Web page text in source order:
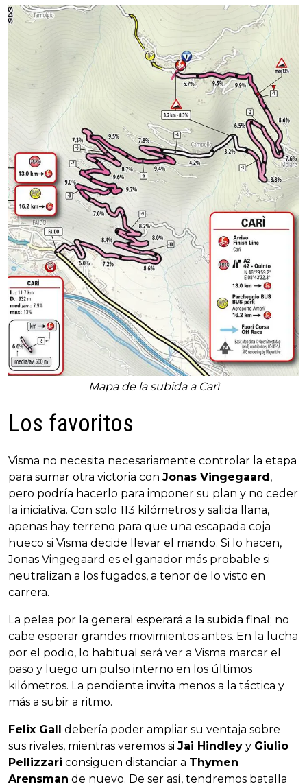
Mapa de la subida a Carì
Los favoritos
Visma no necesita necesariamente controlar la etapa
para sumar otra victoria con Jonas Vingegaard,
pero podría hacerlo para imponer su plan y no ceder
la iniciativa. Con solo 113 kilómetros y salida llana,
apenas hay terreno para que una escapada coja
hueco si Visma decide llevar el mando. Si lo hacen,
Jonas Vingegaard es el ganador más probable si
neutralizan a los fugados, a tenor de lo visto en
carrera.
La pelea por la general esperará a la subida final; no
cabe esperar grandes movimientos antes. En la lucha
por el podio, lo habitual será ver a Visma marcar el
paso y luego un pulso interno en los últimos
kilómetros. La pendiente invita menos a la táctica y
más a subir a ritmo.
Felix Gall debería poder ampliar su ventaja sobre
sus rivales, mientras veremos si Jai Hindley y Giulio
Pellizzari consiguen distanciar a Thymen
Arensman de nuevo. De ser así, tendremos batalla